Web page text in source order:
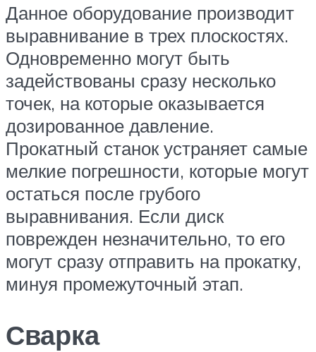
Данное оборудование производит
выравнивание в трех плоскостях.
Одновременно могут быть
задействованы сразу несколько
точек, на которые оказывается
дозированное давление.
Прокатный станок устраняет самые
мелкие погрешности, которые могут
остаться после грубого
выравнивания. Если диск
поврежден незначительно, то его
могут сразу отправить на прокатку,
минуя промежуточный этап.
Сварка